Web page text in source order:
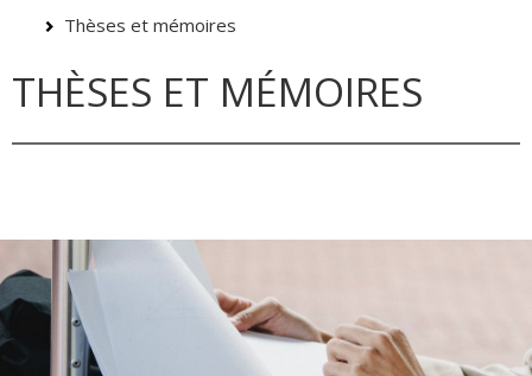
Thèses et mémoires
THÈSES ET MÉMOIRES